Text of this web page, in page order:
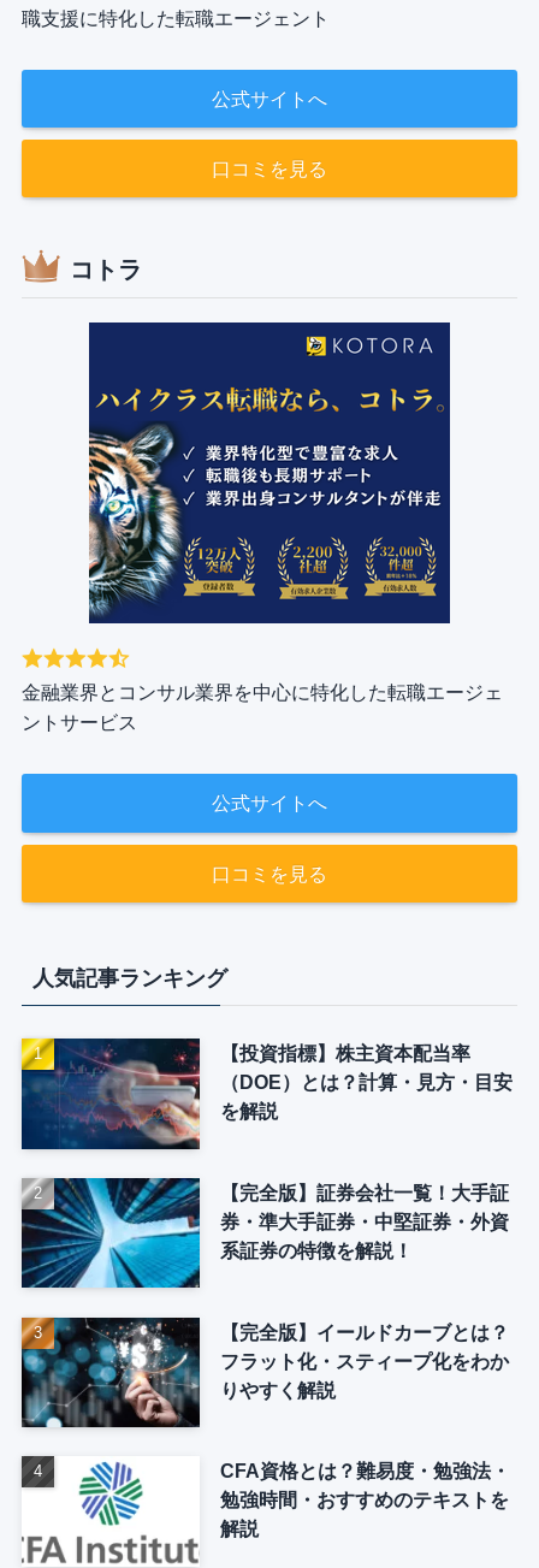
職支援に特化した転職エージェント
公式サイトへ
口コミを見る
コトラ
金融業界とコンサル業界を中心に特化した転職エージェ
ントサービス
公式サイトへ
口コミを見る
人気記事ランキング
【投資指標】株主資本配当率
（DOE）とは？計算・見方・目安
を解説
【完全版】証券会社一覧！大手証
券・準大手証券・中堅証券・外資
系証券の特徴を解説！
【完全版】イールドカーブとは？
フラット化・スティープ化をわか
りやすく解説
CFA資格とは？難易度・勉強法・
勉強時間・おすすめのテキストを
解説